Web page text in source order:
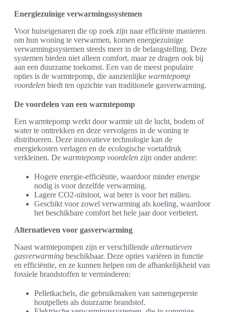
Energiezuinige verwarmingssystemen
Voor huiseigenaren die op zoek zijn naar efficiënte manieren
om hun woning te verwarmen, komen energiezuinige
verwarmingssystemen steeds meer in de belangstelling. Deze
systemen bieden niet alleen comfort, maar ze dragen ook bij
aan een duurzame toekomst. Een van de meest populaire
opties is de warmtepomp, die aanzienlijke warmtepomp
voordelen biedt ten opzichte van traditionele gasverwarming.
De voordelen van een warmtepomp
Een warmtepomp werkt door warmte uit de lucht, bodem of
water te onttrekken en deze vervolgens in de woning te
distribueren. Deze innovatieve technologie kan de
energiekosten verlagen en de ecologische voetafdruk
verkleinen. De warmtepomp voordelen zijn onder andere:
Hogere energie-efficiëntie, waardoor minder energie
nodig is voor dezelfde verwarming.
Lagere CO2-uitstoot, wat beter is voor het milieu.
Geschikt voor zowel verwarming als koeling, waardoor
het beschikbare comfort het hele jaar door verbetert.
Alternatieven voor gasverwarming
Naast warmtepompen zijn er verschillende alternatieven
gasverwarming beschikbaar. Deze opties variëren in functie
en efficiëntie, en ze kunnen helpen om de afhankelijkheid van
fossiele brandstoffen te verminderen:
Pelletkachels, die gebruikmaken van samengeperste
houtpellets als duurzame brandstof.